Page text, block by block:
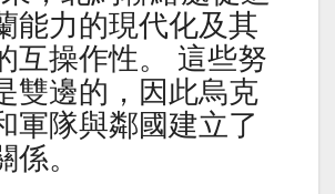
能力的現代化及其
互操作性。 這些努
雙邊的，因此烏克
軍隊與鄰國建立了
係。